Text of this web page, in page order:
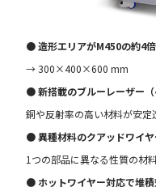
● 造形エリアがM450の約4倍
→ 300×400×600 mm
● 新搭載のブルーレーザー
銅や反射率の高い材料が安定
● 異種材料のクアッドワイ
1つの部品に異なる性質の材
● ホットワイヤー対応で堆